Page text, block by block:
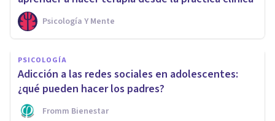
Psicología Y Mente
PSICOLOGÍA
Adicción a las redes sociales en adolescentes:
¿qué pueden hacer los padres?
Fromm Bienestar